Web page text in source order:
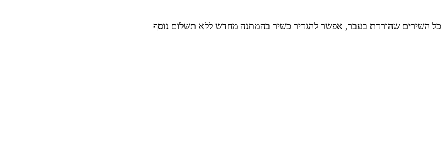
כל השירים שהורדת בעבר, אפשר להגדיר כשיר בהמתנה מחדש ללא תשלום נוסף